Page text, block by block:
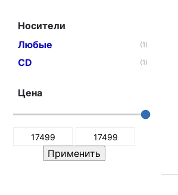
Носители
Любые
(1)
CD (1)
Цена